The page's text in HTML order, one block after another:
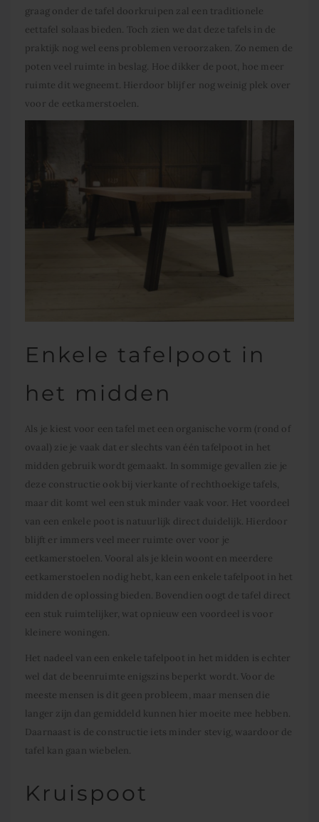
graag onder de tafel doorkruipen zal een traditionele
eettafel solaas bieden. Toch zien we dat deze tafels in de
praktijk nog wel eens problemen veroorzaken. Zo nemen de
poten veel ruimte in beslag. Hoe dikker de poot, hoe meer
ruimte dit wegneemt. Hierdoor blijf er nog weinig plek over
voor de eetkamerstoelen.
Enkele tafelpoot in
het midden
Als je kiest voor een tafel met een organische vorm (rond of
ovaal) zie je vaak dat er slechts van één tafelpoot in het
midden gebruik wordt gemaakt. In sommige gevallen zie je
deze constructie ook bij vierkante of rechthoekige tafels,
maar dit komt wel een stuk minder vaak voor. Het voordeel
van een enkele poot is natuurlijk direct duidelijk. Hierdoor
blijft er immers veel meer ruimte over voor je
eetkamerstoelen. Vooral als je klein woont en meerdere
eetkamerstoelen nodig hebt, kan een enkele tafelpoot in het
midden de oplossing bieden. Bovendien oogt de tafel direct
een stuk ruimtelijker, wat opnieuw een voordeel is voor
kleinere woningen.
Het nadeel van een enkele tafelpoot in het midden is echter
wel dat de beenruimte enigszins beperkt wordt. Voor de
meeste mensen is dit geen probleem, maar mensen die
langer zijn dan gemiddeld kunnen hier moeite mee hebben.
Daarnaast is de constructie iets minder stevig, waardoor de
tafel kan gaan wiebelen.
Kruispoot